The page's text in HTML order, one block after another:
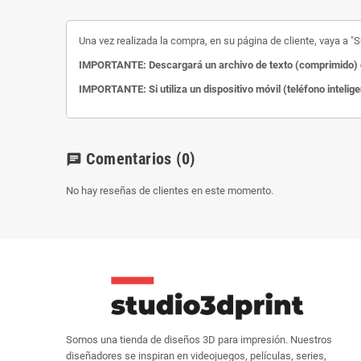
Una vez realizada la compra, en su página de cliente, vaya a
IMPORTANTE: Descargará un archivo de texto
IMPORTANTE: Si utiliza un dispositivo móvil (teléfono
chat Comentarios (0)
No hay reseñas de clientes en este momento.
Somos una tienda de diseños 3D para impresión. Nuestros
diseñadores se inspiran en videojuegos, películas, series,